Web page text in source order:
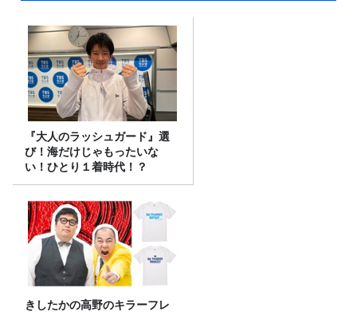
『大人のラッシュガード』選
び！海だけじゃもったいな
い！ひとり１着時代！？
きしたかの高野のキラーフレ